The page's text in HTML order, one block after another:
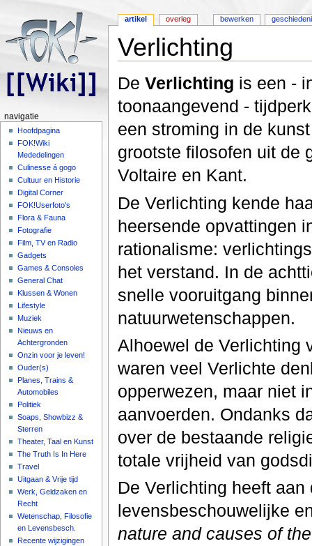
Verlichting
De Verlichting is een -
toonaangevend -
een stroming in de
grootste filosofen uit de
Voltaire en Kant.
De Verlichting kende
heersende opvattingen
rationalisme:
het verstand. In de
snelle vooruitgang
natuurwetenschappen.
Alhoewel de Verlichting
waren veel Verlichte
opperwezen, maar niet
aanvoerden. Ondanks
over de bestaande
totale vrijheid van
De Verlichting heeft
levensbeschouwelijke
nature and causes of
artikel overleg bewerken
navigatie
Hoofdpagina
FOK!Wiki
Mededelingen
Culinesse á gogo
Cultuur en Historie
Digital Corner
FOK!Userfoto's
Flora & Fauna
Fotografie
Film, TV en Radio
Gadgets
Games & Consoles
General Chat
Klussen & Wonen
Lifestyle
Muziek
Nieuws en
Achtergronden
Onzin voor je leven!
Ouder(s)
Planes, Trains &
Automobiles
Politiek
Soaps, Showbizz &
Sterren
Theater, Taal en Kunst
The Truth Is In Here
Travel
Uitgaan & Vrije tijd
Werk, Geldzaken en
Recht
Wetenschap, Filosofie
en Levensbesch.
Recente wijzigingen